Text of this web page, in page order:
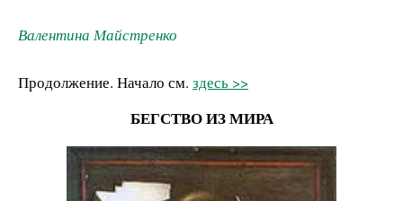
Валентина Майстренко
Продолжение. Начало см. здесь >>
БЕГСТВО ИЗ МИРА